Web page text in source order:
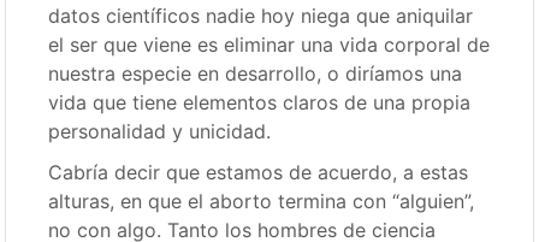
datos científicos nadie hoy niega que aniquilar
el ser que viene es eliminar una vida corporal de
nuestra especie en desarrollo, o diríamos una
vida que tiene elementos claros de una propia
personalidad y unicidad.
Cabría decir que estamos de acuerdo, a estas
alturas, en que el aborto termina con “alguien”,
no con algo. Tanto los hombres de ciencia